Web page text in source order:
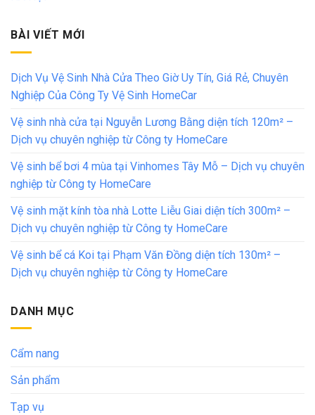
BÀI VIẾT MỚI
Dịch Vụ Vệ Sinh Nhà Cửa Theo Giờ Uy Tín, Giá Rẻ, Chuyên
Nghiệp Của Công Ty Vệ Sinh HomeCar
Vệ sinh nhà cửa tại Nguyễn Lương Bằng diện tích 120m² –
Dịch vụ chuyên nghiệp từ Công ty HomeCare
Vệ sinh bể bơi 4 mùa tại Vinhomes Tây Mỗ – Dịch vụ chuyên
nghiệp từ Công ty HomeCare
Vệ sinh mặt kính tòa nhà Lotte Liễu Giai diện tích 300m² –
Dịch vụ chuyên nghiệp từ Công ty HomeCare
Vệ sinh bể cá Koi tại Phạm Văn Đồng diện tích 130m² –
Dịch vụ chuyên nghiệp từ Công ty HomeCare
DANH MỤC
Cẩm nang
Sản phẩm
Tạp vụ